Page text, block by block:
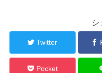
シ
Twitter
Pocket